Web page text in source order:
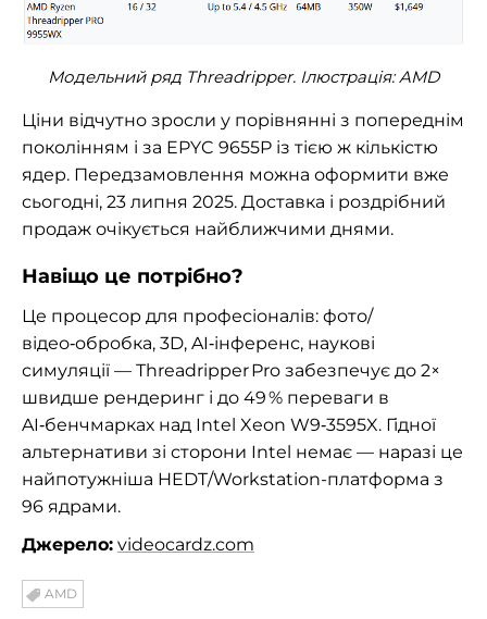
Модельний ряд Threadripper. Ілюстрація: AMD
Ціни відчутно зросли у порівнянні з попереднім
поколінням і за EPYC 9655P із тією ж кількістю
ядер. Передзамовлення можна оформити вже
сьогодні, 23 липня 2025. Доставка і роздрібний
продаж очікується найближчими днями.
Навіщо це потрібно?
Це процесор для професіоналів: фото/
відео‑обробка, 3D, AI‑інференс, наукові
симуляції — Threadripper Pro забезпечує до 2×
швидше рендеринг і до 49 % переваги в
AI‑бенчмарках над Intel Xeon W9‑3595X. Гідної
альтернативи зі сторони Intel немає — наразі це
найпотужніша HEDT/Workstation-платформа з
96 ядрами.
Джерело: videocardz.com
AMD